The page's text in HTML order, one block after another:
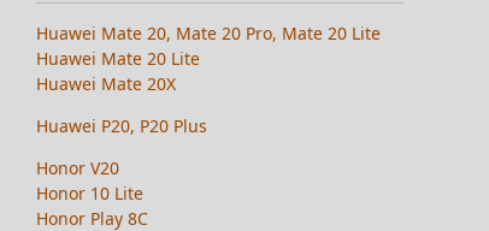
Huawei Mate 20, Mate 20 Pro, Mate 20 Lite
Huawei Mate 20 Lite
Huawei Mate 20X
Huawei P20, P20 Plus
Honor V20
Honor 10 Lite
Honor Play 8C